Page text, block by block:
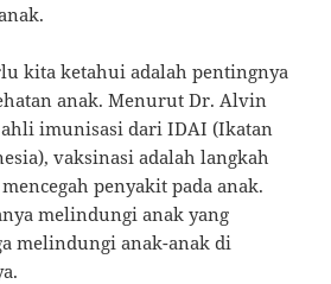
kita ketahui adalah pentingnya
anak. Menurut Dr. Alvin
imunisasi dari IDAI (Ikatan
vaksinasi adalah langkah
penyakit pada anak.
melindungi anak yang
melindungi anak-anak di